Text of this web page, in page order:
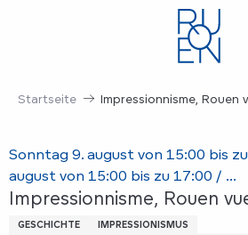
Startseite Impressionnisme, Rouen
Sonntag 9. august von 15:00 bis
august von 15:00 bis zu 17:00 / ...
Impressionnisme, Rouen
GESCHICHTE
IMPRESSIONISMUS